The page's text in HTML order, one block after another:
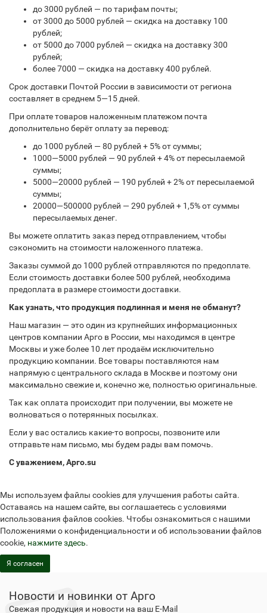
до 3000 рублей — по тарифам почты;
от 3000 до 5000 рублей — скидка на доставку 100
рублей;
от 5000 до 7000 рублей — скидка на доставку 300
рублей;
более 7000 — скидка на доставку 400 рублей.
Срок доставки Почтой России в зависимости от региона
составляет в среднем 5—15 дней.
При оплате товаров наложенным платежом почта
дополнительно берёт оплату за перевод:
до 1000 рублей — 80 рублей + 5% от суммы;
1000—5000 рублей — 90 рублей + 4% от пересылаемой
суммы;
5000—20000 рублей — 190 рублей + 2% от пересылаемой
суммы;
20000—500000 рублей — 290 рублей + 1,5% от суммы
пересылаемых денег.
Вы можете оплатить заказ перед отправлением, чтобы
сэкономить на стоимости наложенного платежа.
Заказы суммой до 1000 рублей отправляются по предоплате.
Если стоимость доставки более 500 рублей, необходима
предоплата в размере стоимости доставки.
Как узнать, что продукция подлинная и меня не обманут?
Наш магазин — это один из крупнейших информационных
центров компании Арго в России, мы находимся в центре
Москвы и уже более 10 лет продаём исключительно
продукцию компании. Все товары поставляются нам
напрямую с центрального склада в Москве и поэтому они
максимально свежие и, конечно же, полностью оригинальные.
Так как оплата происходит при получении, вы можете не
волноваться о потерянных посылках.
Если у вас остались какие-то вопросы, позвоните или
отправьте нам письмо, мы будем рады вам помочь.
С уважением, Арго.su
Мы используем файлы cookies для улучшения работы сайта.
Оставаясь на нашем сайте, вы соглашаетесь с условиями
использования файлов cookies. Чтобы ознакомиться с нашими
Положениями о конфиденциальности и об использовании файлов
cookie, нажмите здесь.
Я согласен
Новости и новинки от Арго
Свежая продукция и новости на ваш E-Mail